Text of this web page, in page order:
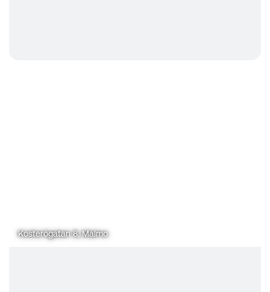
Kosterögatan 8, Malmo